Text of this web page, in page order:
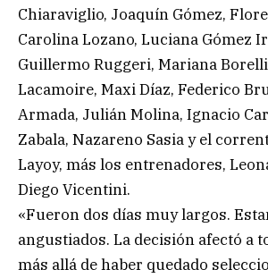
Chiaraviglio, Joaquín Gómez,
Carolina Lozano, Luciana Gómez
Guillermo Ruggeri, Mariana
Lacamoire, Maxi Díaz, Federico
Armada, Julián Molina, Ignacio
Zabala, Nazareno Sasia y el
Layoy, más los entrenadores,
Diego Vicentini.
«Fueron dos días muy largos.
angustiados. La decisión afectó a
más allá de haber quedado